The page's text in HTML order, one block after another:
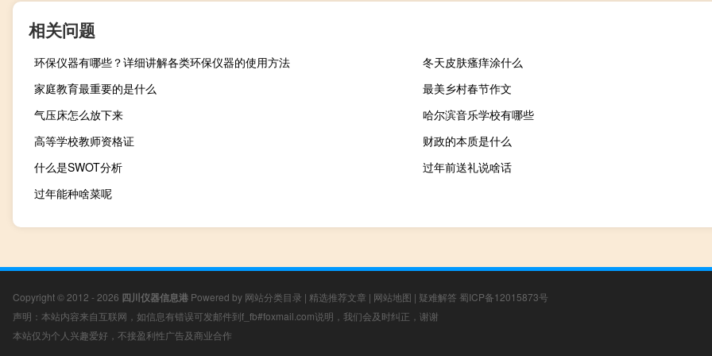
相关问题
环保仪器有哪些？详细讲解各类环保仪器的使用方法
冬天皮肤瘙痒涂什么
家庭教育最重要的是什么
最美乡村春节作文
气压床怎么放下来
哈尔滨音乐学校有哪些
高等学校教师资格证
财政的本质是什么
什么是SWOT分析
过年前送礼说啥话
过年能种啥菜呢
Copyright © 2012 - 2026 四川仪器信息港 Powered by 网站分类目录 | 精选推荐文章 | 网站地图 | 疑难解答 蜀ICP备12015873号
声明：本站内容来自互联网，如信息有错误可发邮件到f_fb#foxmail.com说明，我们会及时纠正，谢谢
本站仅为个人兴趣爱好，不接盈利性广告及商业合作